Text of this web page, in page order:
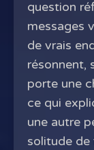
question
messages
de vrais
résonnent,
porte une
ce qui
une autre
solitude de